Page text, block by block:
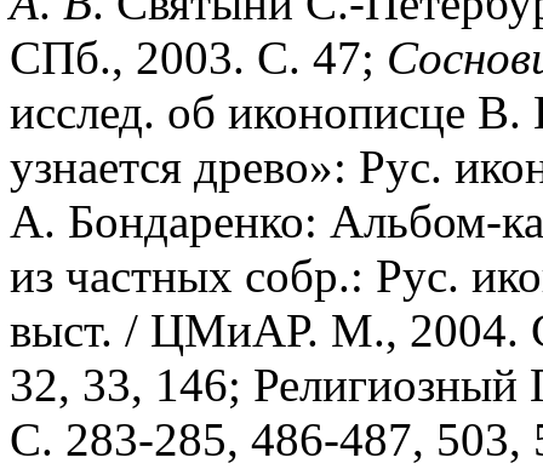
СПб., 2003. С. 47;
исслед. об иконописце
узнается древо»: Рус.
А. Бондаренко: Альбом-
из частных собр.: Рус.
выст. / ЦМиАР. М., 2004.
32, 33, 146;
С. 283-285, 486-487, 503,